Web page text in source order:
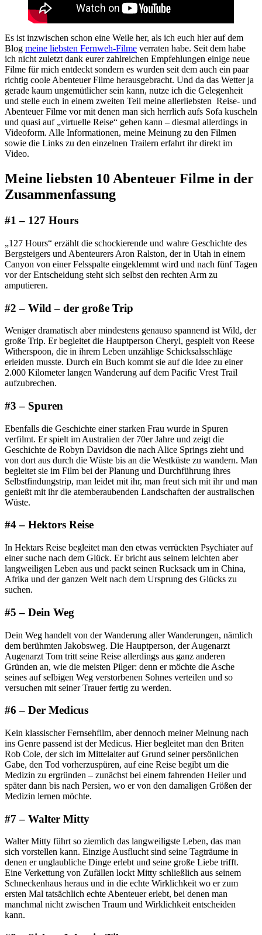
Es ist inzwischen schon eine Weile her, als ich euch hier auf dem
Blog meine liebsten Fernweh-Filme verraten habe. Seit dem habe
ich nicht zuletzt dank eurer zahlreichen Empfehlungen einige neue
Filme für mich entdeckt sondern es wurden seit dem auch ein paar
richtig coole Abenteuer Filme herausgebracht. Und da das Wetter ja
gerade kaum ungemütlicher sein kann, nutze ich die Gelegenheit
und stelle euch in einem zweiten Teil meine allerliebsten Reise- und
Abenteuer Filme vor mit denen man sich herrlich aufs Sofa kuscheln
und quasi auf „virtuelle Reise“ gehen kann – diesmal allerdings in
Videoform. Alle Informationen, meine Meinung zu den Filmen
sowie die Links zu den einzelnen Trailern erfahrt ihr direkt im
Video.
Meine liebsten 10 Abenteuer Filme in der
Zusammenfassung
#1 – 127 Hours
„127 Hours“ erzählt die schockierende und wahre Geschichte des
Bergsteigers und Abenteurers Aron Ralston, der in Utah in einem
Canyon von einer Felsspalte eingeklemmt wird und nach fünf Tagen
vor der Entscheidung steht sich selbst den rechten Arm zu
amputieren.
#2 – Wild – der große Trip
Weniger dramatisch aber mindestens genauso spannend ist Wild, der
große Trip. Er begleitet die Hauptperson Cheryl, gespielt von Reese
Witherspoon, die in ihrem Leben unzählige Schicksalsschläge
erleiden musste. Durch ein Buch kommt sie auf die Idee zu einer
2.000 Kilometer langen Wanderung auf dem Pacific Vrest Trail
aufzubrechen.
#3 – Spuren
Ebenfalls die Geschichte einer starken Frau wurde in Spuren
verfilmt. Er spielt im Australien der 70er Jahre und zeigt die
Geschichte de Robyn Davidson die nach Alice Springs zieht und
von dort aus durch die Wüste bis an die Westküste zu wandern. Man
begleitet sie im Film bei der Planung und Durchführung ihres
Selbstfindungstrip, man leidet mit ihr, man freut sich mit ihr und man
genießt mit ihr die atemberaubenden Landschaften der australischen
Wüste.
#4 – Hektors Reise
In Hektars Reise begleitet man den etwas verrückten Psychiater auf
einer suche nach dem Glück. Er bricht aus seinem leichten aber
langweiligen Leben aus und packt seinen Rucksack um in China,
Afrika und der ganzen Welt nach dem Ursprung des Glücks zu
suchen.
#5 – Dein Weg
Dein Weg handelt von der Wanderung aller Wanderungen, nämlich
dem berühmten Jakobsweg. Die Hauptperson, der Augenarzt
Augenarzt Tom tritt seine Reise allerdings aus ganz anderen
Gründen an, wie die meisten Pilger: denn er möchte die Asche
seines auf selbigen Weg verstorbenen Sohnes verteilen und so
versuchen mit seiner Trauer fertig zu werden.
#6 – Der Medicus
Kein klassischer Fernsehfilm, aber dennoch meiner Meinung nach
ins Genre passend ist der Medicus. Hier begleitet man den Briten
Rob Cole, der sich im Mittelalter auf Grund seiner persönlichen
Gabe, den Tod vorherzuspüren, auf eine Reise begibt um die
Medizin zu ergründen – zunächst bei einem fahrenden Heiler und
später dann bis nach Persien, wo er von den damaligen Größen der
Medizin lernen möchte.
#7 – Walter Mitty
Walter Mitty führt so ziemlich das langweiligste Leben, das man
sich vorstellen kann. Einzige Ausflucht sind seine Tagträume in
denen er unglaubliche Dinge erlebt und seine große Liebe trifft.
Eine Verkettung von Zufällen lockt Mitty schließlich aus seinem
Schneckenhaus heraus und in die echte Wirklichkeit wo er zum
ersten Mal tatsächlich echte Abenteuer erlebt, bei denen man
manchmal nicht zwischen Traum und Wirklichkeit entscheiden
kann.